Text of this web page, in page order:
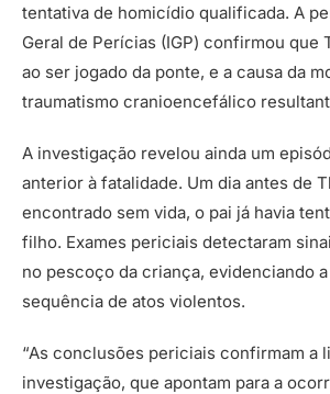
tentativa de homicídio qualificada. A
Geral de Perícias (IGP) confirmou que
ao ser jogado da ponte, e a causa da
traumatismo cranioencefálico
A investigação revelou ainda um
anterior à fatalidade. Um dia antes de
encontrado sem vida, o pai já havia
filho. Exames periciais detectaram
no pescoço da criança, evidenciando
sequência de atos violentos.
“As conclusões periciais confirmam a
investigação, que apontam para a